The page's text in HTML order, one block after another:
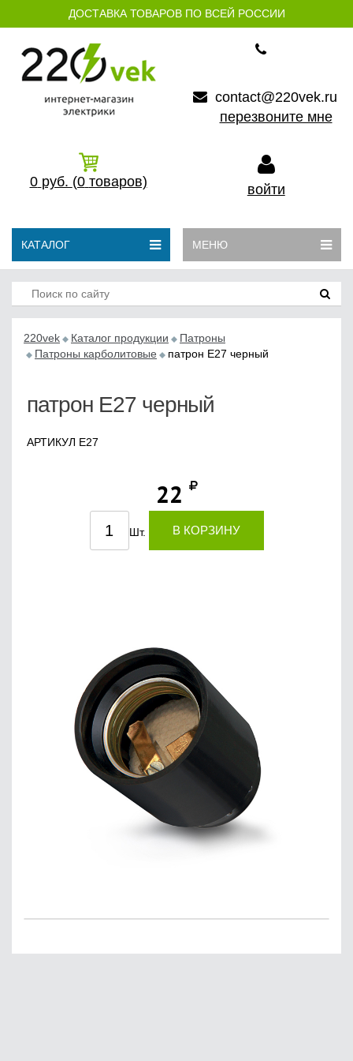
ДОСТАВКА ТОВАРОВ ПО ВСЕЙ РОССИИ
contact@220vek.ru
перезвоните мне
0 руб. (0 товаров) войти
КАТАЛОГ МЕНЮ
220vek Каталог продукции
Патроны
Патроны карболитовые
патрон Е27 черный
патрон Е27 черный
АРТИКУЛ Е27
22
Шт. В КОРЗИНУ